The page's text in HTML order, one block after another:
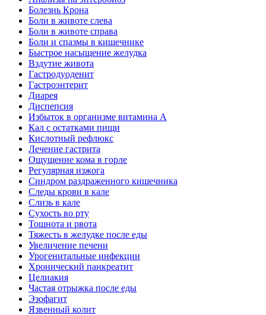
Болезнь Крона
Боли в животе слева
Боли в животе справа
Боли и спазмы в кишечнике
Быстрое насыщение желудка
Вздутие живота
Гастродуоденит
Гастроэнтерит
Диарея
Диспепсия
Избыток в организме витамина А
Кал с остатками пищи
Кислотный рефлюкс
Лечение гастрита
Ощущение кома в горле
Регулярная изжога
Синдром раздраженного кишечника
Следы крови в кале
Слизь в кале
Сухость во рту
Тошнота и рвота
Тяжесть в желудке после еды
Увеличение печени
Урогенитальные инфекции
Хронический панкреатит
Целиакия
Частая отрыжка после еды
Эзофагит
Язвенный колит